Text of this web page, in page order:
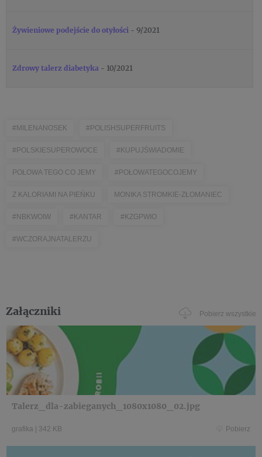
Żywieniowe podejście do otyłości - 9/2021
Zdrowy talerz diabetyka - 10/2021
#MILENANOSEK #POLISHSUPERFRUITS
#POLSKIESUPEROWOCE #KUPUJŚWIADOMIE
POŁOWA TEGO CO JEMY #POŁOWATEGOCOJEMY
Z KALORIAMI NA PIEŃKU MONIKA STROMKIE-ZŁOMANIEC
#NBKWOIW #KANTAR #KZGPWIO
#WCZORAJNATALERZU
Załączniki Pobierz wszystkie
Talerz_dla-zabieganych_1080x1080_02.jpg
grafika 342 KB Pobierz